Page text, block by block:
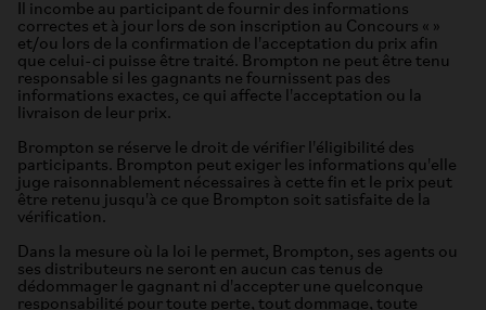
Il incombe au participant de fournir des informations
correctes et à jour lors de son inscription au Concours « »
et/ou lors de la confirmation de l'acceptation du prix afin
que celui-ci puisse être traité. Brompton ne peut être tenu
responsable si les gagnants ne fournissent pas des
informations exactes, ce qui affecte l'acceptation ou la
livraison de leur prix.
Brompton se réserve le droit de vérifier l'éligibilité des
participants. Brompton peut exiger les informations qu'elle
juge raisonnablement nécessaires à cette fin et le prix peut
être retenu jusqu'à ce que Brompton soit satisfaite de la
vérification.
Dans la mesure où la loi le permet, Brompton, ses agents ou
ses distributeurs ne seront en aucun cas tenus de
dédommager le gagnant ni d'accepter une quelconque
responsabilité pour toute perte, tout dommage, toute